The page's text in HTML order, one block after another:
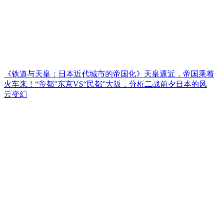
《铁道与天皇：日本近代城市的帝国化》天皇逼近，帝国乘着
火车来！“帝都”东京VS“民都”大阪，分析二战前夕日本的风
云变幻